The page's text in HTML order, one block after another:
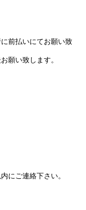
前払いにてお願い致
願い致します。
にご連絡下さい。